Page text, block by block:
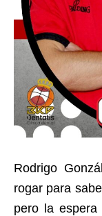
Rodrigo
rogar para
pero la